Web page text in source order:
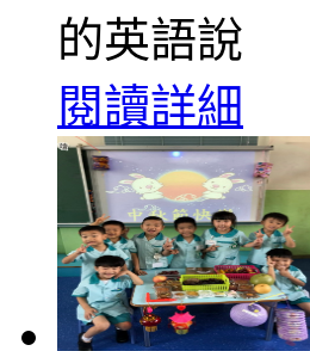
的英語說
閱讀詳細